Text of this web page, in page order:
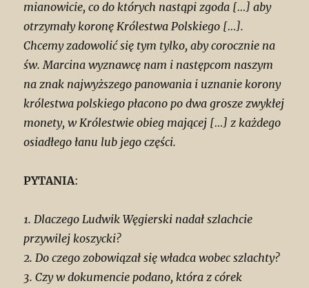
mianowicie, co do których nastąpi zgoda […] aby
otrzymały koronę Królestwa Polskiego […].
Chcemy zadowolić się tym tylko, aby corocznie na
św. Marcina wyznawcę nam i następcom naszym
na znak najwyższego panowania i uznanie korony
królestwa polskiego płacono po dwa grosze zwykłej
monety, w Królestwie obieg mającej […] z każdego
osiadłego łanu lub jego części.
PYTANIA:
1. Dlaczego Ludwik Węgierski nadał szlachcie
przywilej koszycki?
2. Do czego zobowiązał się władca wobec szlachty?
3. Czy w dokumencie podano, która z córek